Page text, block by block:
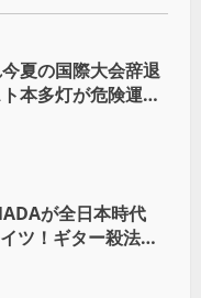
夏の国際大会辞退
本多灯が危険運転
が全日本時代
ツ！ギター殺法で
と闘う時は考え